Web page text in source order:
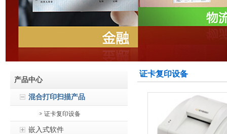
产品中心
混合打印扫描产品
证卡复印设备
打印扫描一体机
嵌入式软件
证卡复印设备